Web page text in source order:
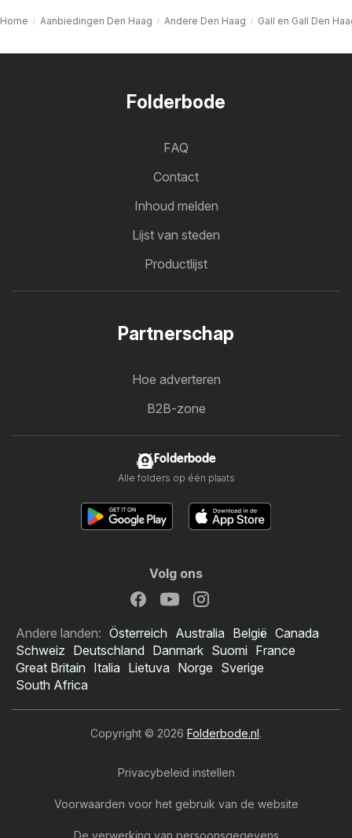
Home Aanbiedingen Den Haag Andere Den Haag Gall en Gall Den
Folderbode
FAQ
Contact
Inhoud melden
Lijst van steden
Productlijst
Partnerschap
Hoe adverteren
B2B-zone
Folderbode
Alle folders op één plaats
Volg ons
Andere landen: Österreich Australia België Canada
Schweiz Deutschland Danmark Suomi France
Great Britain Italia Lietuva Norge Sverige
South Africa
Copyright © 2026 Folderbode.nl.
Privacybeleid instellen
Voorwaarden voor het gebruik van de website
De verwerking van persoonsgegevens